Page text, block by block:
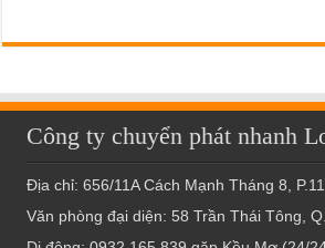
Công ty chuyển phát nhanh
Địa chỉ: 656/11A Cách Mạnh Tháng 8,
Văn phòng đại diện: 58 Trần Thái Tông,